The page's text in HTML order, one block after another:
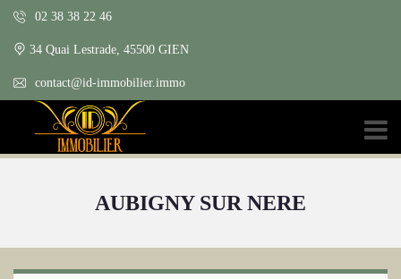
02 38 38 22 46
34 Quai Lestrade, 45500 GIEN
contact@id-immobilier.immo
AUBIGNY SUR NERE